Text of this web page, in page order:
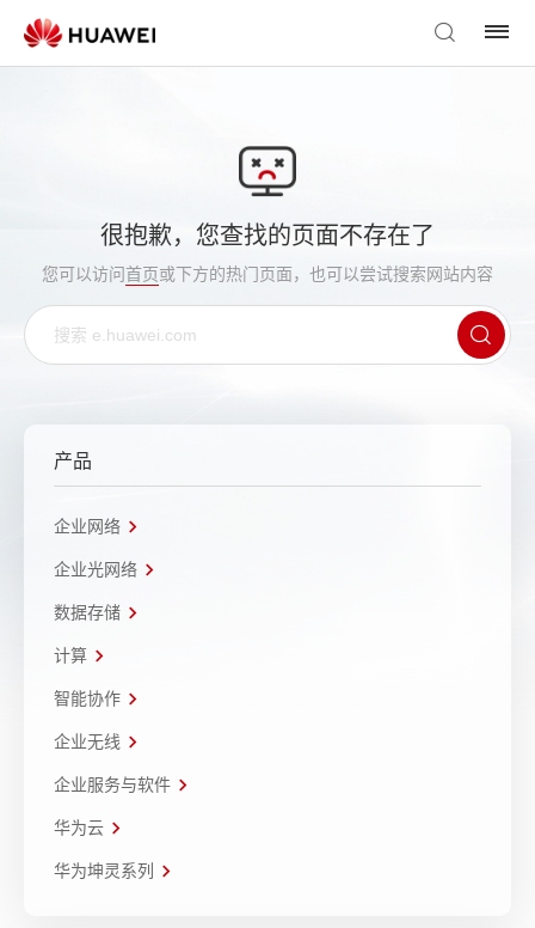
很抱歉，您查找的页面不存在了
您可以访问首页或下方的热门页面，也可以尝试搜索网站内容
产品
企业网络
企业光网络
数据存储
计算
智能协作
企业无线
企业服务与软件
华为云
华为坤灵系列